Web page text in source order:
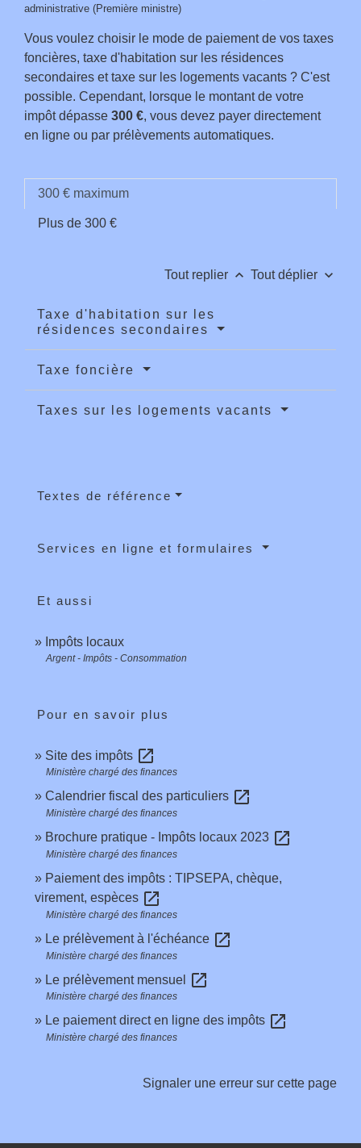
administrative (Première ministre)
Vous voulez choisir le mode de paiement de vos taxes
foncières, taxe d'habitation sur les résidences
secondaires et taxe sur les logements vacants ? C'est
possible. Cependant, lorsque le montant de votre
impôt dépasse 300 €, vous devez payer directement
en ligne ou par prélèvements automatiques.
300 € maximum
Plus de 300 €
Tout replier keyboard_arrow_up Tout déplier keyboard_arrow_down
Taxe d'habitation sur les
résidences secondaires
Taxe foncière
Taxes sur les logements vacants
Textes de référence
Services en ligne et formulaires
Et aussi
Impôts locaux
Argent - Impôts - Consommation
Pour en savoir plus
Site des impôts open_in_new
Ministère chargé des finances
Calendrier fiscal des particuliers open_in_new
Ministère chargé des finances
Brochure pratique - Impôts locaux 2023 open_in_new
Ministère chargé des finances
Paiement des impôts : TIPSEPA, chèque,
virement, espèces open_in_new
Ministère chargé des finances
Le prélèvement à l'échéance open_in_new
Ministère chargé des finances
Le prélèvement mensuel open_in_new
Ministère chargé des finances
Le paiement direct en ligne des impôts open_in_new
Ministère chargé des finances
Signaler une erreur sur cette page